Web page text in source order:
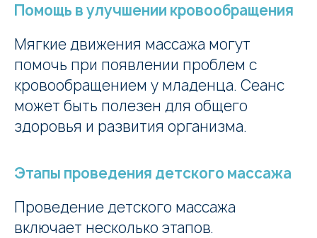
Помощь в улучшении кровообращения
Мягкие движения массажа могут
помочь при появлении проблем с
кровообращением у младенца. Сеанс
может быть полезен для общего
здоровья и развития организма.
Этапы проведения детского массажа
Проведение детского массажа
включает несколько этапов.